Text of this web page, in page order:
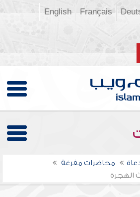
Français
English
محاضرات مفرغة
الهجرة